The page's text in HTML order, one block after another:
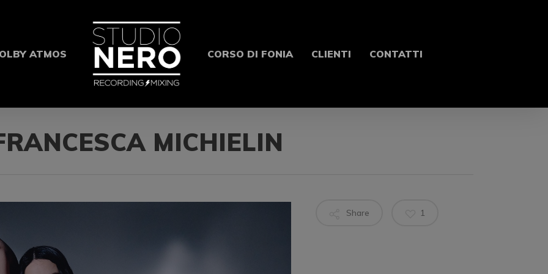
ATMOS CORSO DI FONIA CLIENTI CONTATTI
MICHIELIN
Share 1